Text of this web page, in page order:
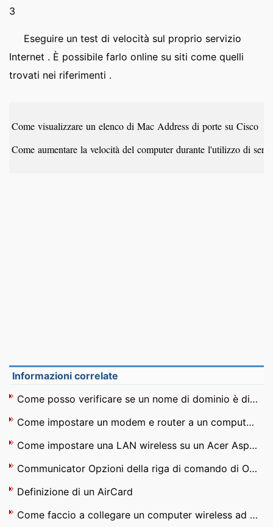
3
Eseguire un test di velocità sul proprio servizio
Internet . È possibile farlo online su siti come quelli
trovati nei riferimenti .
Come visualizzare un elenco di Mac Address di porte su Cisco
Come aumentare la velocità del computer durante l'utilizzo di
Informazioni correlate
Come posso verificare se un nome di dominio è disponibile su MSN
Come impostare un modem e router a un computer portatile e desktop
Come impostare una LAN wireless su un Acer Aspire 4520
Communicator Opzioni della riga di comando di Office
Definizione di un AirCard
Come faccio a collegare un computer wireless ad un modem Gateway